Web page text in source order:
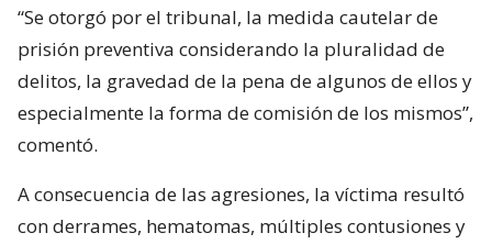
“Se otorgó por el tribunal, la medida cautelar de
prisión preventiva considerando la pluralidad de
delitos, la gravedad de la pena de algunos de ellos y
especialmente la forma de comisión de los mismos”,
comentó.
A consecuencia de las agresiones, la víctima resultó
con derrames, hematomas, múltiples contusiones y